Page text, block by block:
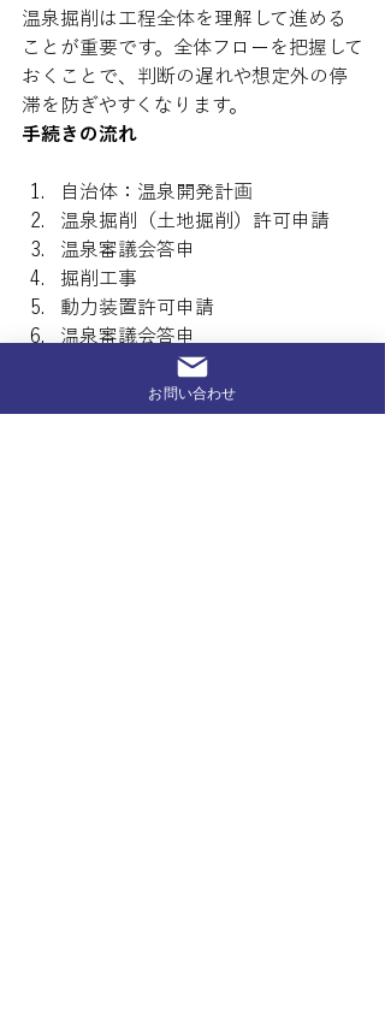
温泉掘削は工程全体を理解して進める
ことが重要です。全体フローを把握して
おくことで、判断の遅れや想定外の停
滞を防ぎやすくなります。
手続きの流れ
自治体：温泉開発計画
温泉掘削（土地掘削）許可申請
温泉審議会答申
掘削工事
動力装置許可申請
温泉審議会答申
保健所：可燃性天然ガス濃度測定
温泉採取許可申請・ガス確認申請
お問い合わせ